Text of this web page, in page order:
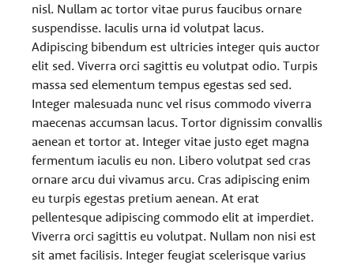
nisl. Nullam ac tortor vitae purus faucibus ornare
suspendisse. Iaculis urna id volutpat lacus.
Adipiscing bibendum est ultricies integer quis auctor
elit sed. Viverra orci sagittis eu volutpat odio. Turpis
massa sed elementum tempus egestas sed sed.
Integer malesuada nunc vel risus commodo viverra
maecenas accumsan lacus. Tortor dignissim convallis
aenean et tortor at. Integer vitae justo eget magna
fermentum iaculis eu non. Libero volutpat sed cras
ornare arcu dui vivamus arcu. Cras adipiscing enim
eu turpis egestas pretium aenean. At erat
pellentesque adipiscing commodo elit at imperdiet.
Viverra orci sagittis eu volutpat. Nullam non nisi est
sit amet facilisis. Integer feugiat scelerisque varius